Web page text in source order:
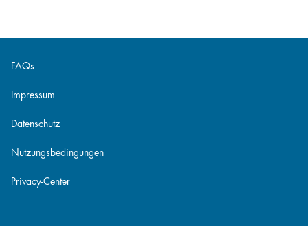
FAQs
Impressum
Datenschutz
Nutzungsbedingungen
Privacy-Center